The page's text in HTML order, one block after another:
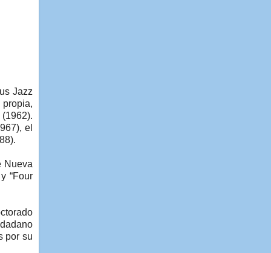
Jazz
propia,
el
Nueva
“Four
por su